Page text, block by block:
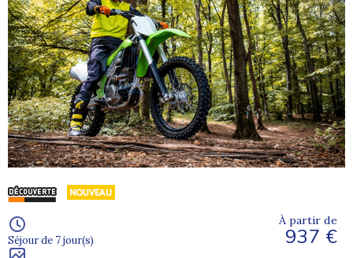
Séjour de 7 jour(s)
À partir de
937 €